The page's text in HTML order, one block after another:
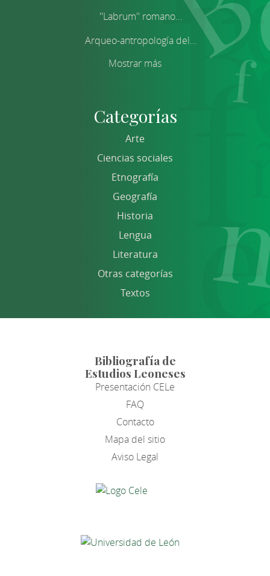
''Labrum'' romano...
Arqueo-antropología del...
Mostrar más
Categorías
Arte
Ciencias sociales
Etnografía
Geografía
Historia
Lengua
Literatura
Otras categorías
Textos
Bibliografía de
Estudios Leoneses
Presentación CELe
FAQ
Contacto
Mapa del sitio
Aviso Legal